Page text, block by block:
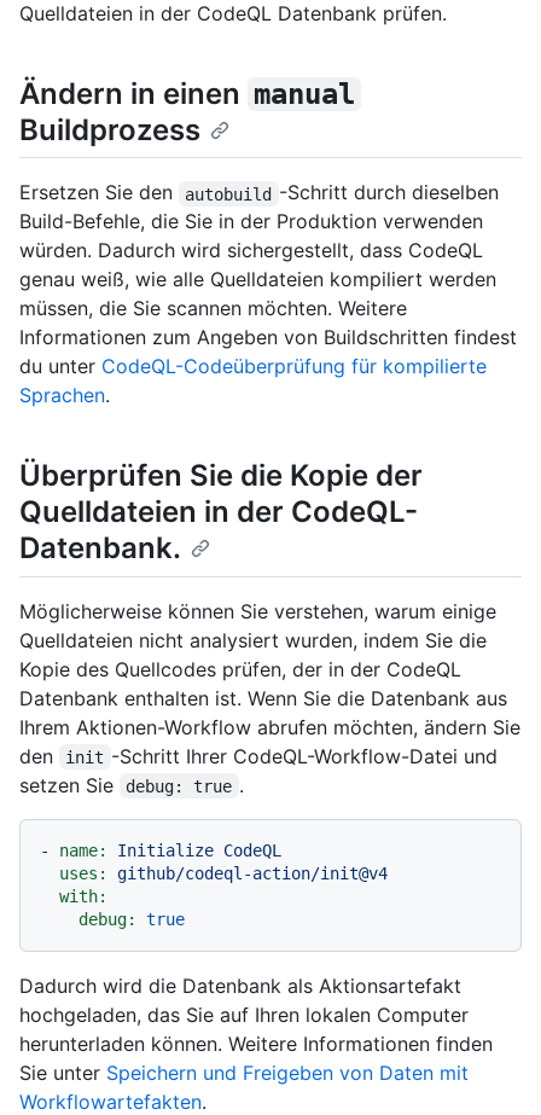
Quelldateien in der CodeQL Datenbank prüfen.
Ändern in einen manual
Buildprozess
Ersetzen Sie den autobuild -Schritt durch dieselben
Build-Befehle, die Sie in der Produktion verwenden
würden. Dadurch wird sichergestellt, dass CodeQL
genau weiß, wie alle Quelldateien kompiliert werden
müssen, die Sie scannen möchten. Weitere
Informationen zum Angeben von Buildschritten findest
du unter CodeQL-Codeüberprüfung für kompilierte
Sprachen.
Überprüfen Sie die Kopie der
Quelldateien in der CodeQL-
Datenbank.
Möglicherweise können Sie verstehen, warum einige
Quelldateien nicht analysiert wurden, indem Sie die
Kopie des Quellcodes prüfen, der in der CodeQL
Datenbank enthalten ist. Wenn Sie die Datenbank aus
Ihrem Aktionen-Workflow abrufen möchten, ändern Sie
den
init -Schritt Ihrer CodeQL-Workflow-Datei und
setzen Sie
debug: true .
- name: Initialize CodeQL
uses:
github/codeql-action/init@v4
with:
debug:
true
Dadurch wird die Datenbank als Aktionsartefakt
hochgeladen, das Sie auf Ihren lokalen Computer
herunterladen können. Weitere Informationen finden
Sie unter Speichern und Freigeben von Daten mit
Workflowartefakten.